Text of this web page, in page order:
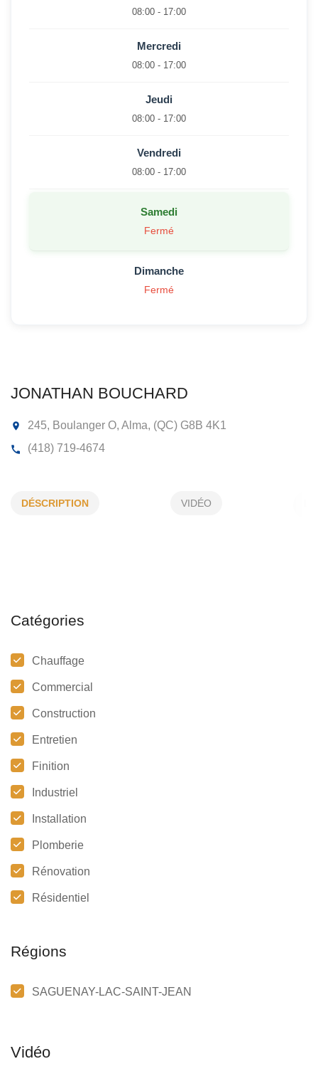
JONATHAN BOUCHARD
DÉSCRIPTION VIDÉO
Catégories
Chauffage
Commercial
Construction
Entretien
Finition
Industriel
Installation
Plomberie
Rénovation
Résidentiel
Régions
SAGUENAY-LAC-SAINT-JEAN
08:00 - 17:00
Mercredi
08:00 - 17:00
Jeudi
08:00 - 17:00
Vendredi
08:00 - 17:00
Samedi
Fermé
Dimanche
Fermé